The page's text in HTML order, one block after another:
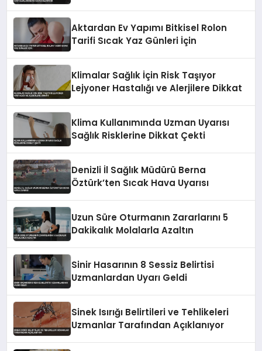
Aktardan Ev Yapımı Bitkisel Rolon
Tarifi Sıcak Yaz Günleri İçin
Klimalar Sağlık İçin Risk Taşıyor
Lejyoner Hastalığı ve Alerjilere Dikkat
Klima Kullanımında Uzman Uyarısı
Sağlık Risklerine Dikkat Çekti
Denizli İl Sağlık Müdürü Berna
Öztürk’ten Sıcak Hava Uyarısı
Uzun Süre Oturmanın Zararlarını 5
Dakikalık Molalarla Azaltın
Sinir Hasarının 8 Sessiz Belirtisi
Uzmanlardan Uyarı Geldi
Sinek Isırığı Belirtileri ve Tehlikeleri
Uzmanlar Tarafından Açıklanıyor